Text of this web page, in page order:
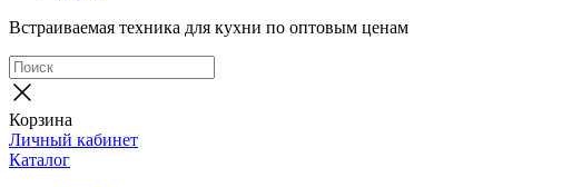
Встраиваемая техника для кухни по оптовым ценам
Корзина
Личный кабинет
Каталог